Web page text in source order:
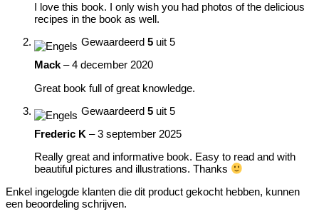
I love this book. I only wish you had photos of the delicious
recipes in the book as well.
Gewaardeerd 5 uit 5
Mack – 4 december 2020
Great book full of great knowledge.
Gewaardeerd 5 uit 5
Frederic K – 3 september 2025
Really great and informative book. Easy to read and with
beautiful pictures and illustrations. Thanks
Enkel ingelogde klanten die dit product gekocht hebben, kunnen
een beoordeling schrijven.